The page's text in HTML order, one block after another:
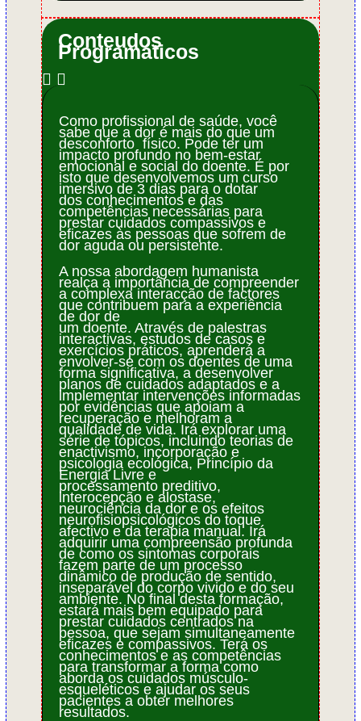
Conteudos
Programáticos
Como profissional de saúde, você
sabe que a dor é mais do que um
desconforto físico. Pode ter um
impacto profundo no bem-estar
emocional e social do doente. É por
isto que desenvolvemos um curso
imersivo de 3 dias para o dotar
dos conhecimentos e das
competências necessárias para
prestar cuidados compassivos e
eficazes às pessoas que sofrem de
dor aguda ou persistente.
A nossa abordagem humanista
realça a importância de compreender
a complexa interacção de factores
que contribuem para a experiência
de dor de
um doente. Através de palestras
interactivas, estudos de casos e
exercícios práticos, aprenderá a
envolver-se com os doentes de uma
forma significativa, a desenvolver
planos de cuidados adaptados e a
implementar intervenções informadas
por evidências que apoiam a
recuperação e melhoram a
qualidade de vida. Irá explorar uma
série de tópicos, incluindo teorias de
enactivismo, incorporação e
psicologia ecológica, Princípio da
Energia Livre e
processamento preditivo,
interocepção e alostase,
neurociência da dor e os efeitos
neurofisiopsicológicos do toque
afectivo e da terapia manual. Irá
adquirir uma compreensão profunda
de como os sintomas corporais
fazem parte de um processo
dinâmico de produção de sentido,
inseparável do corpo vivido e do seu
ambiente. No final desta formação,
estará mais bem equipado para
prestar cuidados centrados na
pessoa, que sejam simultaneamente
eficazes e compassivos. Terá os
conhecimentos e as competências
para transformar a forma como
aborda os cuidados músculo-
esqueléticos e ajudar os seus
pacientes a obter melhores
resultados.